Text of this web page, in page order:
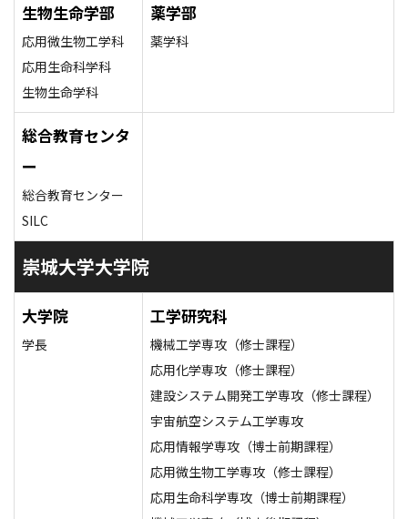
生物生命学部
応用微生物工学科
応用生命科学科
生物生命学科
薬学部
薬学科
総合教育センタ
ー
総合教育センター
SILC
崇城大学大学院
大学院
学長
工学研究科
機械工学専攻（修士課程）
応用化学専攻（修士課程）
建設システム開発工学専攻（修士課程）
宇宙航空システム工学専攻
応用情報学専攻（博士前期課程）
応用微生物工学専攻（修士課程）
応用生命科学専攻（博士前期課程）